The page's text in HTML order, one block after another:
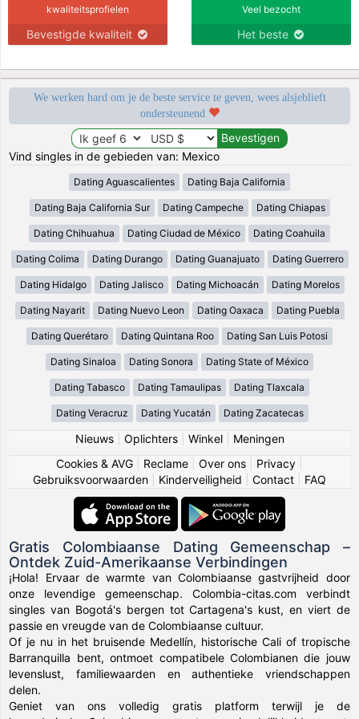
kwaliteitsprofielen
Bevestigde kwaliteit
Veel bezocht
Het beste
We werken hard om je de beste service te geven, wees alsjeblieft
ondersteunend
Vind singles in de gebieden van: Mexico
Dating Aguascalientes Dating Baja California
Dating Baja California Sur Dating Campeche Dating Chiapas
Dating Chihuahua Dating Ciudad de México Dating Coahuila
Dating Colima Dating Durango Dating Guanajuato Dating Guerrero
Dating Hidalgo Dating Jalisco Dating Michoacán Dating Morelos
Dating Nayarit Dating Nuevo Leon Dating Oaxaca Dating Puebla
Dating Querétaro Dating Quintana Roo Dating San Luis Potosi
Dating Sinaloa Dating Sonora Dating State of México
Dating Tabasco Dating Tamaulipas Dating Tlaxcala
Dating Veracruz Dating Yucatán Dating Zacatecas
Nieuws| Oplichters| Winkel| Meningen
Cookies & AVG
Reclame Over ons Privacy
Gebruiksvoorwaarden
Kinderveiligheid Contact FAQ
Gratis Colombiaanse Dating Gemeenschap –
Ontdek Zuid-Amerikaanse Verbindingen
¡Hola! Ervaar de warmte van Colombiaanse gastvrijheid door
onze levendige gemeenschap. Colombia-citas.com verbindt
singles van Bogotá's bergen tot Cartagena's kust, en viert de
passie en vreugde van de Colombiaanse cultuur.
Of je nu in het bruisende Medellín, historische Cali of tropische
Barranquilla bent, ontmoet compatibele Colombianen die jouw
levenslust, familiewaarden en authentieke vriendschappen
delen.
Geniet van ons volledig gratis platform terwijl je de